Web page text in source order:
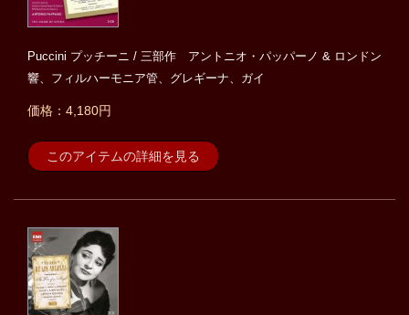
Puccini プッチーニ / 三部作 アントニオ・パッパーノ & ロンドン
響、フィルハーモニア管、グレギーナ、ガイ
価格：4,180円
このアイテムの詳細を見る